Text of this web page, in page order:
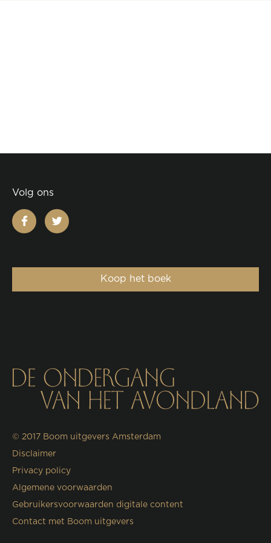
Volg ons
facebooktwitter
Koop het boek
© 2017 Boom uitgevers Amsterdam
Disclaimer
Privacy policy
Algemene voorwaarden
Gebruikersvoorwaarden digitale content
Contact met Boom uitgevers